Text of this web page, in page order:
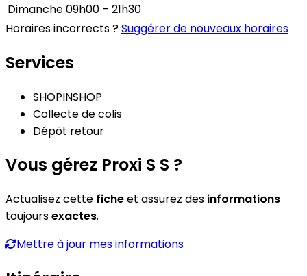
Dimanche09h00 – 21h30
Horaires incorrects ?Suggérer de nouveaux horaires
Services
SHOPINSHOP
Collecte de colis
Dépôt retour
Vous gérez Proxi S S ?
Actualisez cette ficheet assurez des informations
toujoursexactes.
Mettre à jour mes informations